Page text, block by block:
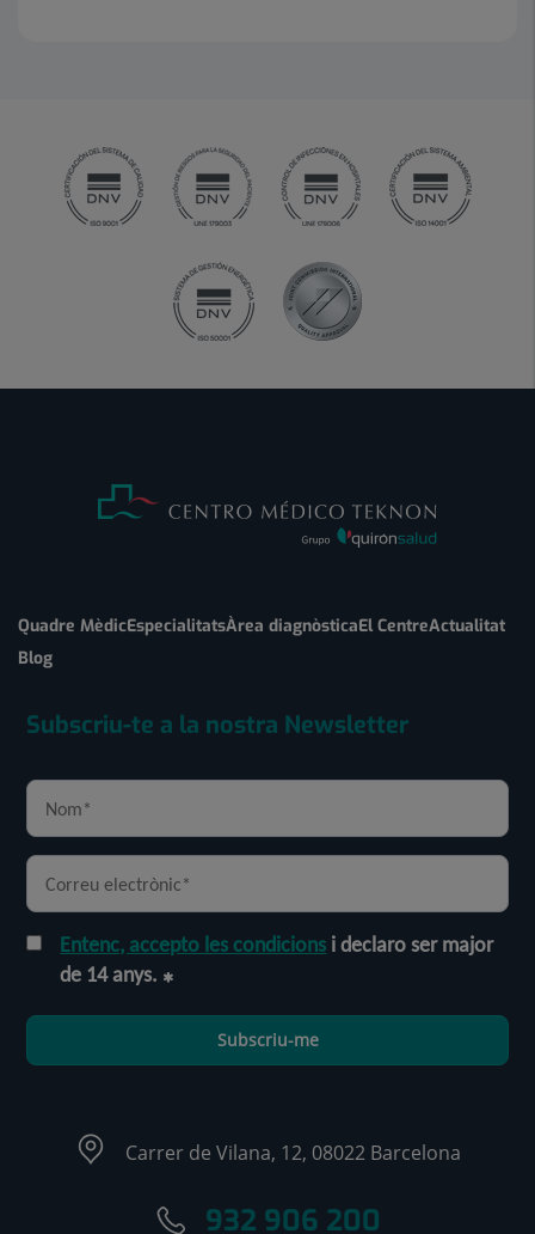
Quadre MèdicEspecialitatsÀrea diagnòsticaEl CentreActualitat
Blog
Subscriu-te a la nostra Newsletter
Entenc, accepto les condicions i declaro ser major
de 14 anys.
Subscriu-me
Carrer de Vilana, 12, 08022 Barcelona
932 906 200